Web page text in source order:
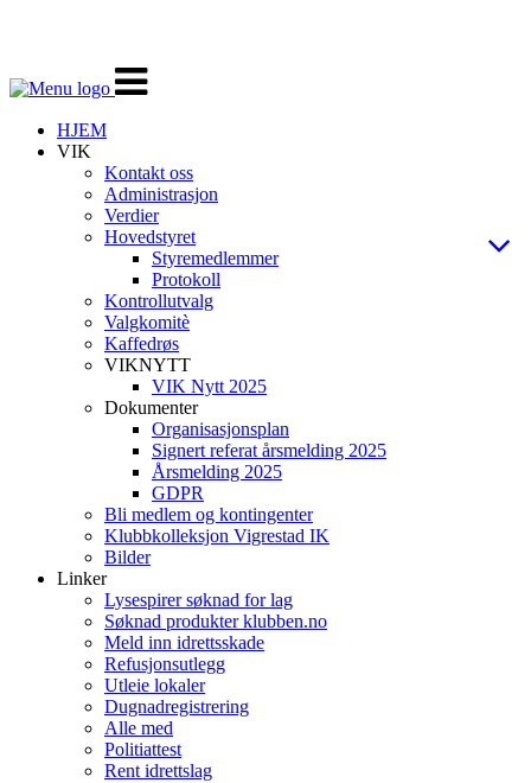
Veksle
navigasjon
HJEM
VIK
Kontakt oss
Administrasjon
Verdier
Hovedstyret
Styremedlemmer
Protokoll
Kontrollutvalg
Valgkomitè
Kaffedrøs
VIKNYTT
VIK Nytt 2025
Dokumenter
Organisasjonsplan
Signert referat årsmelding 2025
Årsmelding 2025
GDPR
Bli medlem og kontingenter
Klubbkolleksjon Vigrestad IK
Bilder
Linker
Lysespirer søknad for lag
Søknad produkter klubben.no
Meld inn idrettsskade
Refusjonsutlegg
Utleie lokaler
Dugnadregistrering
Alle med
Politiattest
Rent idrettslag